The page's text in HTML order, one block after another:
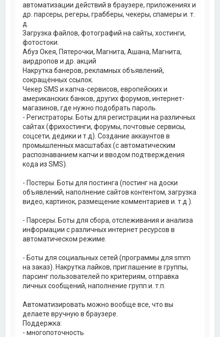
автоматизации действий в браузере, приложениях и
др. парсеры, регеры, грабберы, чекеры, спамеры и. т.
д.
Загрузка файлов, фотографий на сайты, хостинги,
фотостоки.
Абуз Окея, Пятерочки, Магнита, Ашана, Магнита,
аирдропов и др. акций
Накрутка банеров, рекламных объявлений,
сокращённых ссылок.
Чекер SMS и капча-сервисов, европейских и
американских банков, других форумов, интернет-
магазинов, где нужно подобрать пароль.
- Регистраторы. Боты для регистрации на различных
сайтах (фрихостинги, форумы, почтовые сервисы,
соцсети, дедики и т.д). Создание аккаунтов в
промышленных масштабах (с автоматическим
распознаванием капчи и вводом подтверждения
кода из SMS).
- Постеры. Боты для постинга (постинг на доски
объявлений, наполнение сайтов контентом, загрузка
видео, картинок, размещение комментариев и. т.д ).
- Парсеры. Боты для сбора, отслеживания и анализа
информации с различных интернет ресурсов в
автоматическом режиме.
- Боты для социальных сетей (программы для smm
на заказ). Накрутка лайков, приглашение в группы,
парсинг пользователей по критериям, отправка
личных сообщений, наполнение групп и. т.п.
Автоматизировать можно вообще все, что вы
делаете вручную в браузере.
Поддержка:
- многопоточность